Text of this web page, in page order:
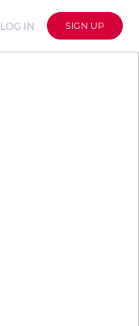
LOG IN SIGN UP